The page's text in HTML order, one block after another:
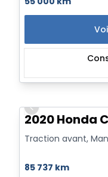
Previous slide
2020 Honda
Traction avant,
85 737 km